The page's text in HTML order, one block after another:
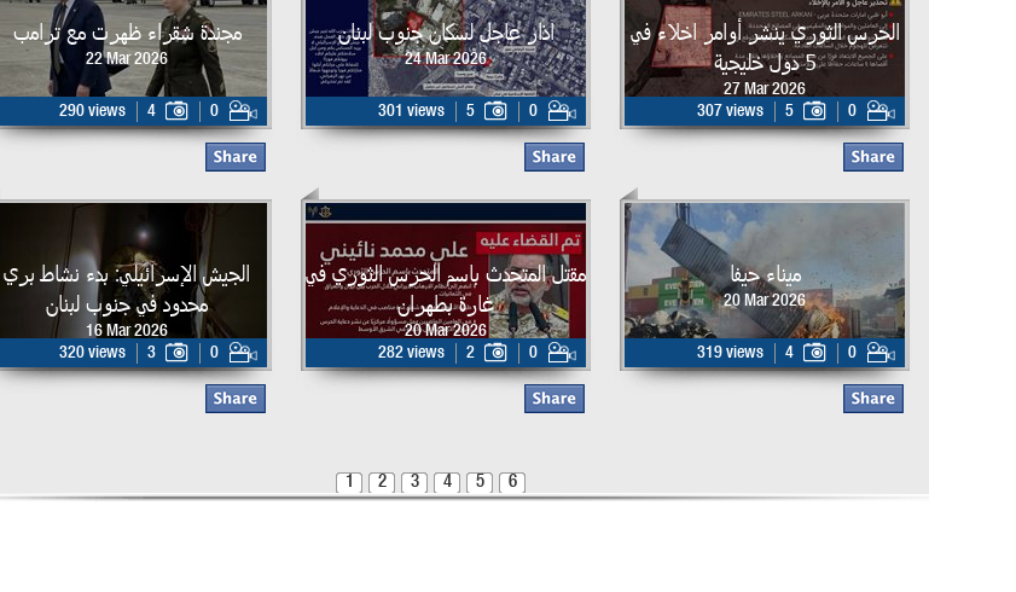
الحرس الثوري ينشر أوامر اخلاء في
5 دول خليجية
27 Mar 2026
307 views
5 0
اذار عاجل لسكان جنوب لبنان
24 Mar 2026
301 views 5 0
مجندة شقراء ظهرت مع ترامب
22 Mar 2026
290 views 4 0
ميناء حيفا
20 Mar 2026
319 views 4 0
مقتل المتحدث باسم الحرس الثوري في
غارة بطهران
20 Mar 2026
282 views
2 0
الجيش الإسرائيلي: بدء نشاط بري
محدود في جنوب لبنان
16 Mar 2026
320 views
3 0
1 2 3 4 5 6